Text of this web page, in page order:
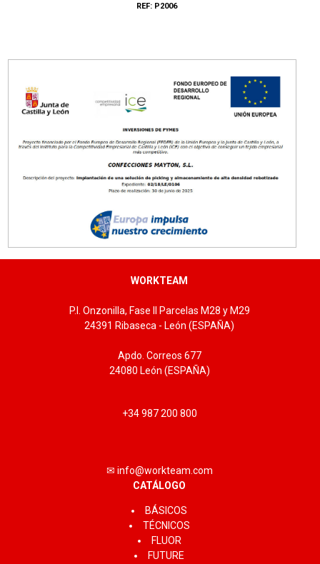
REF: P2006
WORKTEAM
P.I. Onzonilla, Fase II Parcelas M28 y M29
24391 Ribaseca - León (ESPAÑA)
Apdo. Correos 677
24080 León (ESPAÑA)
+34 987 200 800
✉ info@workteam.com
CATÁLOGO
BÁSICOS
TÉCNICOS
FLUOR
FUTURE